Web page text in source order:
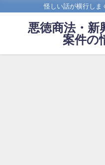
怪しい話が横行しま
悪徳商法・新
案件の